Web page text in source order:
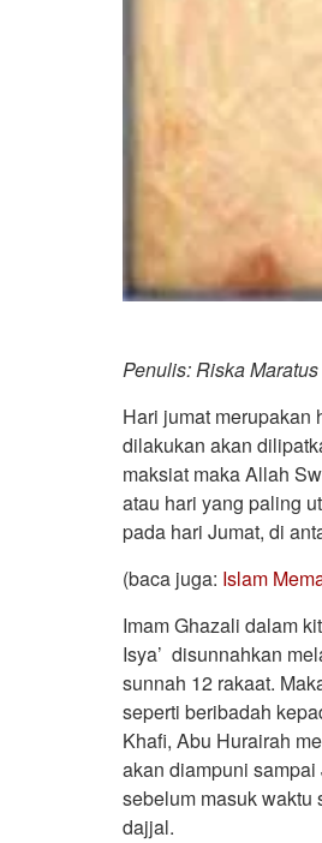
Penulis: Riska Maratus
Hari jumat merupakan
dilakukan akan
maksiat maka Allah
atau hari yang paling
pada hari Jumat, di
(baca juga: Islam
Imam Ghazali dalam
Isya’ disunnahkan
sunnah 12 rakaat.
seperti beribadah
Khafi, Abu Hurairah
akan diampuni
sebelum masuk waktu
dajjal.